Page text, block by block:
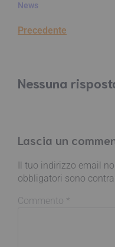
News
Precedente
Nessuna
Lascia un
Il tuo indirizzo email
obbligatori sono
Commento *